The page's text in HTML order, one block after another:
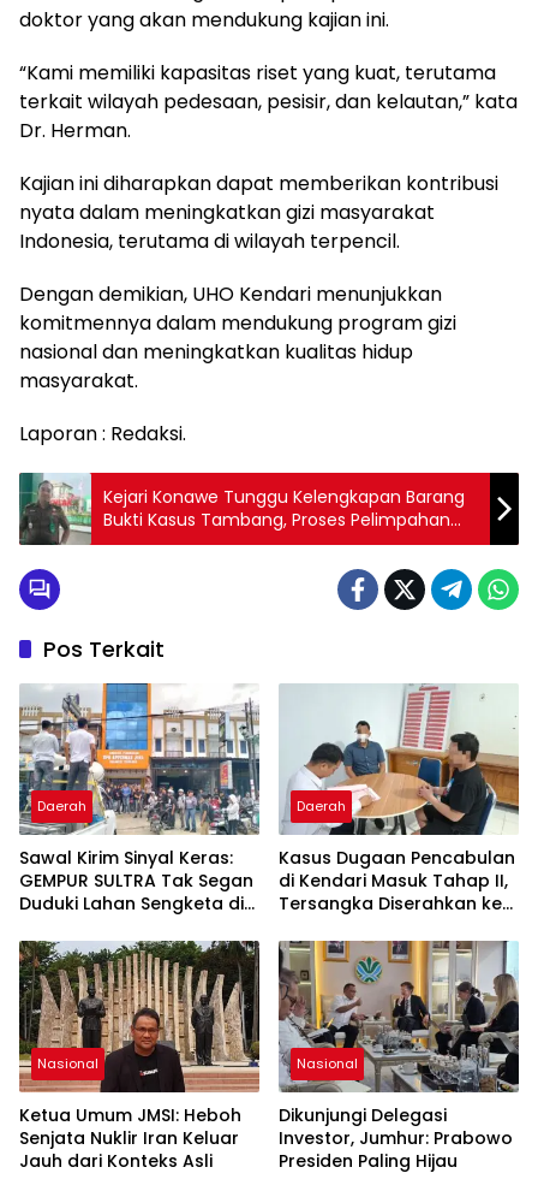
doktor yang akan mendukung kajian ini.
“Kami memiliki kapasitas riset yang kuat, terutama
terkait wilayah pedesaan, pesisir, dan kelautan,” kata
Dr. Herman.
Kajian ini diharapkan dapat memberikan kontribusi
nyata dalam meningkatkan gizi masyarakat
Indonesia, terutama di wilayah terpencil.
Dengan demikian, UHO Kendari menunjukkan
komitmennya dalam mendukung program gizi
nasional dan meningkatkan kualitas hidup
masyarakat.
Laporan : Redaksi.
Kejari Konawe Tunggu Kelengkapan Barang
Bukti Kasus Tambang, Proses Pelimpahan
Tahap II Tertunda
Pos Terkait
Daerah
Sawal Kirim Sinyal Keras:
GEMPUR SULTRA Tak Segan
Duduki Lahan Sengketa di
Daerah
Kasus Dugaan Pencabulan
di Kendari Masuk Tahap II,
Tersangka Diserahkan ke
Nasional
Ketua Umum JMSI: Heboh
Senjata Nuklir Iran Keluar
Jauh dari Konteks Asli
Nasional
Dikunjungi Delegasi
Investor, Jumhur: Prabowo
Presiden Paling Hijau